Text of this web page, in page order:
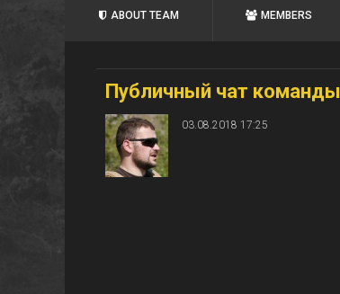
ABOUT TEAM MEMBERS
Публичный чат команды
03.08.2018 17:25